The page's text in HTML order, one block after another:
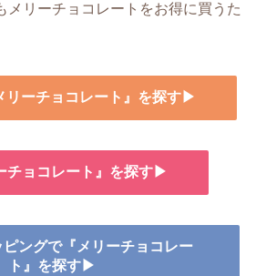
メリーチョコレートをお得に買うた
リーチョコレート』を探す▶
チョコレート』を探す▶
ングで『メリーチョコレー
ト』を探す▶